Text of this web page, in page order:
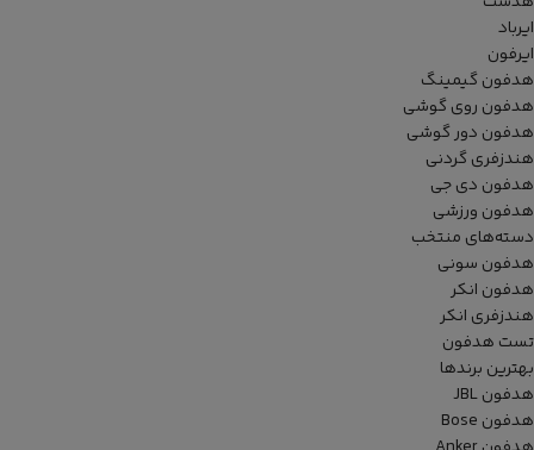
ایرباد
ایرفون
هدفون گیمینگ
هدفون روی گوشی
هدفون دور گوشی
هندزفری گردنی
هدفون دی جی
هدفون ورزشی
دسته‌های منتخب
هدفون سونی
هدفون انکر
هندزفری انکر
تست هدفون
بهترین برندها
هدفون JBL
هدفون Bose